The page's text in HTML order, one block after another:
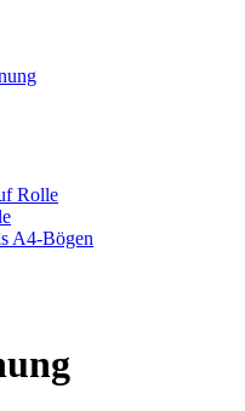
Rolle
A4-Bögen